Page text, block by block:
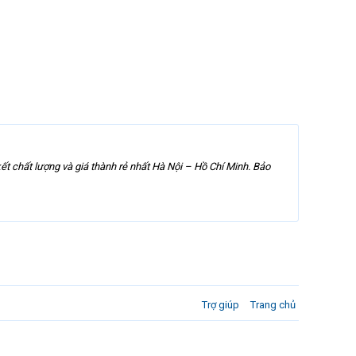
chất lượng và giá thành rẻ nhất Hà Nội – Hồ Chí Minh. Bảo
Trợ giúp Trang chủ